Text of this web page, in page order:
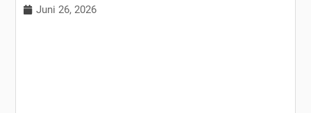
Juni 26, 2026